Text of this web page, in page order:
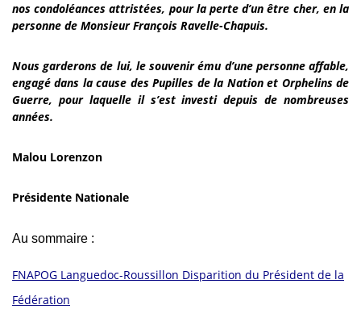
nos condoléances attristées, pour la perte d’un être cher, en la
personne de Monsieur François Ravelle-Chapuis.
Nous garderons de lui, le souvenir ému d’une personne affable,
engagé dans la cause des Pupilles de la Nation et Orphelins de
Guerre, pour laquelle il s’est investi depuis de nombreuses
années.
Malou Lorenzon
Présidente Nationale
Au sommaire :
FNAPOG Languedoc-Roussillon Disparition du Président de la
Fédération